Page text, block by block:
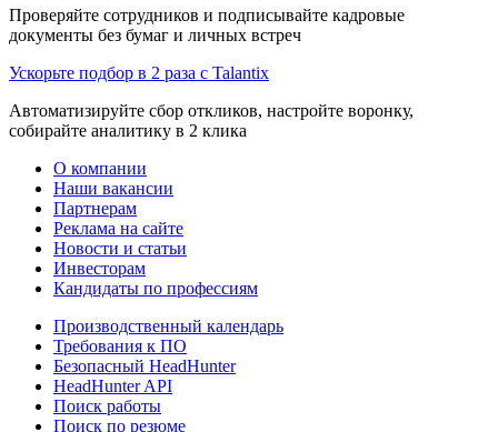
Проверяйте сотрудников и подписывайте кадровые
документы без бумаг и личных встреч
Ускорьте подбор в 2 раза с Talantix
Автоматизируйте сбор откликов, настройте воронку,
собирайте аналитику в 2 клика
О компании
Наши вакансии
Партнерам
Реклама на сайте
Новости и статьи
Инвесторам
Кандидаты по профессиям
Производственный календарь
Требования к ПО
Безопасный HeadHunter
HeadHunter API
Поиск работы
Поиск по резюме